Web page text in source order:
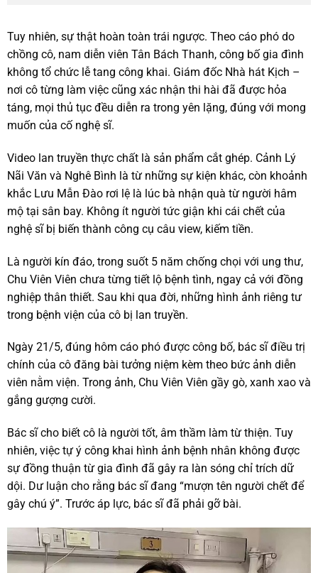
Tuy nhiên, sự thật hoàn toàn trái ngược. Theo cáo phó do
chồng cô, nam diễn viên Tân Bách Thanh, công bố gia đình
không tổ chức lễ tang công khai. Giám đốc Nhà hát Kịch –
nơi cô từng làm việc cũng xác nhận thi hài đã được hỏa
táng, mọi thủ tục đều diễn ra trong yên lặng, đúng với mong
muốn của cố nghệ sĩ.
Video lan truyền thực chất là sản phẩm cắt ghép. Cảnh Lý
Nãi Văn và Nghê Bình là từ những sự kiện khác, còn khoảnh
khắc Lưu Mẫn Đào rơi lệ là lúc bà nhận quà từ người hâm
mộ tại sân bay. Không ít người tức giận khi cái chết của
nghệ sĩ bị biến thành công cụ câu view, kiếm tiền.
Là người kín đáo, trong suốt 5 năm chống chọi với ung thư,
Chu Viên Viên chưa từng tiết lộ bệnh tình, ngay cả với đồng
nghiệp thân thiết. Sau khi qua đời, những hình ảnh riêng tư
trong bệnh viện của cô bị lan truyền.
Ngày 21/5, đúng hôm cáo phó được công bố, bác sĩ điều trị
chính của cô đăng bài tưởng niệm kèm theo bức ảnh diễn
viên nằm viện. Trong ảnh, Chu Viên Viên gầy gò, xanh xao và
gắng gượng cười.
Bác sĩ cho biết cô là người tốt, âm thầm làm từ thiện. Tuy
nhiên, việc tự ý công khai hình ảnh bệnh nhân không được
sự đồng thuận từ gia đình đã gây ra làn sóng chỉ trích dữ
dội. Dư luận cho rằng bác sĩ đang “mượn tên người chết để
gây chú ý”. Trước áp lực, bác sĩ đã phải gỡ bài.